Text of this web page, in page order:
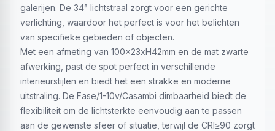
galerijen. De 34° lichtstraal zorgt voor een gerichte
verlichting, waardoor het perfect is voor het belichten
van specifieke gebieden of objecten.
Met een afmeting van 100x23xH42mm en de mat zwarte
afwerking, past de spot perfect in verschillende
interieurstijlen en biedt het een strakke en moderne
uitstraling. De Fase/1-10v/Casambi dimbaarheid biedt de
flexibiliteit om de lichtsterkte eenvoudig aan te passen
aan de gewenste sfeer of situatie, terwijl de CRI≥90 zorgt